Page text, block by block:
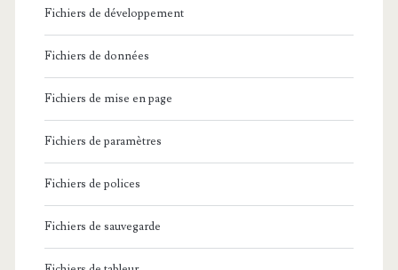
Fichiers de développement
Fichiers de données
Fichiers de mise en page
Fichiers de paramètres
Fichiers de polices
Fichiers de sauvegarde